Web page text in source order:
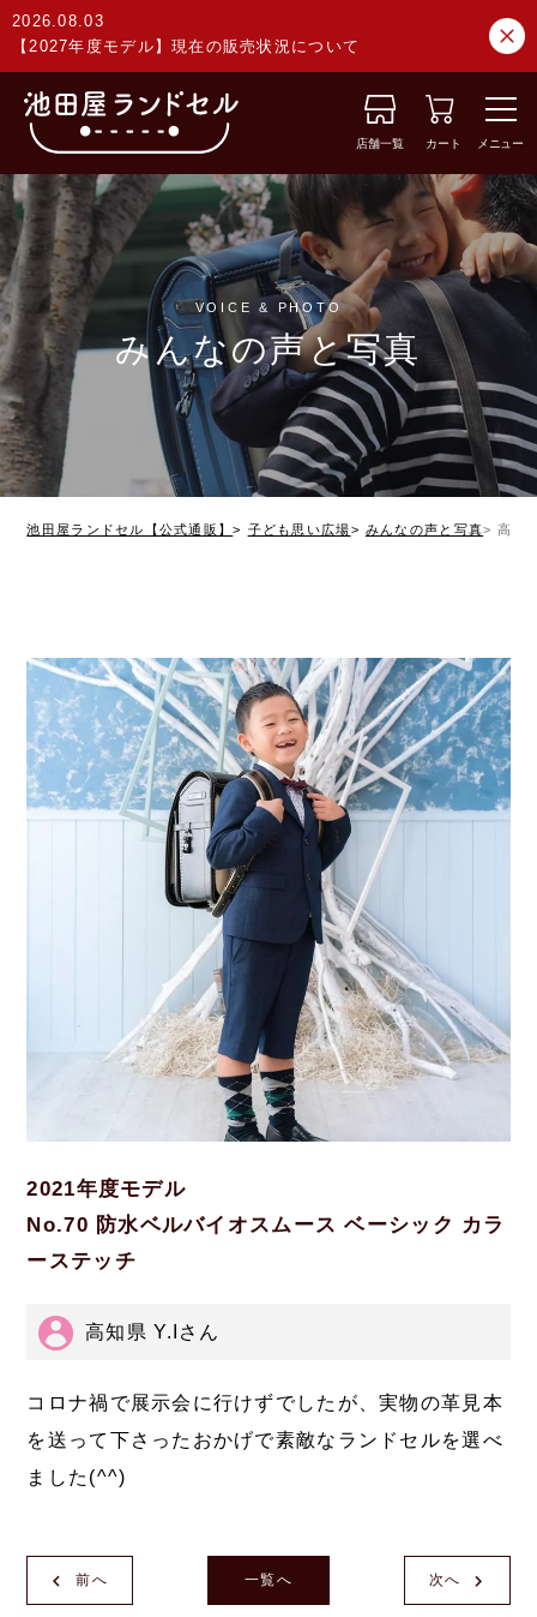
2026.08.03
【2027年度モデル】現在の販売状況について
店舗一覧 カート メニュー
VOICE & PHOTO
みんなの声と写真
池田屋ランドセル【公式通販】 子ども思い広場 みんなの声と写真 高知
2021年度モデル
No.70 防水ベルバイオスムース ベーシック カラ
ーステッチ
高知県 Y.Iさん
コロナ禍で展示会に行けずでしたが、実物の革見本
を送って下さったおかげで素敵なランドセルを選べ
ました(^^)
前へ 次へ
一覧へ